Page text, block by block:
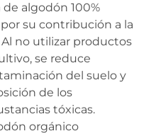
algodón 100%
su contribución a la
no utilizar productos
se reduce
del suelo y
de los
tóxicas.
orgánico